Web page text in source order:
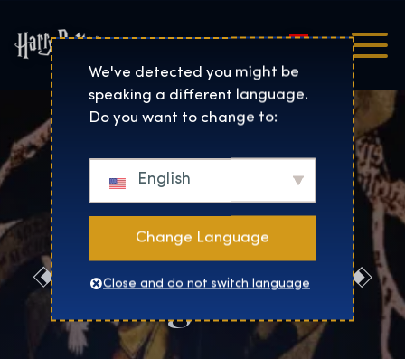
Harry Potter™: The
Magyar
Foglalás
We've detected you might be
speaking a different language.
Do you want to change to:
English
Change Language
Close and do not switch language